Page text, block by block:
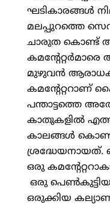
ഘടികാരങ്ങള്‍
മലപ്പുറത്തെ
ചാരുത കൊണ്ട്
മുഴുവന്‍
കമന്റേറ്ററാണ്
പന്താട്ടത്തെ
കാതുകളില്‍
കാലങ്ങള്‍
ഒരു
ഒരു
ഒരുക്കിയ